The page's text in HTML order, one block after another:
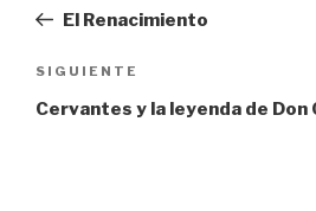
entradas
anterior:
El Renacimiento
Siguiente
entrada
SIGUIENTE
Cervantes y la leyenda de Don